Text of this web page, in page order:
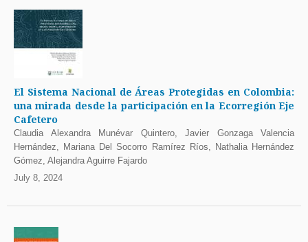
El Sistema Nacional de Áreas Protegidas en Colombia:
una mirada desde la participación en la Ecorregión Eje
Cafetero
Claudia Alexandra Munévar Quintero, Javier Gonzaga Valencia
Hernández, Mariana Del Socorro Ramírez Ríos, Nathalia Hernández
Gómez, Alejandra Aguirre Fajardo
July 8, 2024